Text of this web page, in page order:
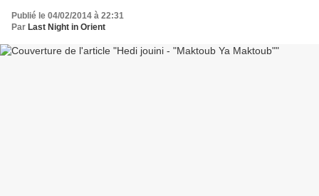
Publié le 04/02/2014 à 22:31
Par Last Night in Orient